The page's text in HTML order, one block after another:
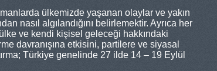
ülkemizde yaşanan olaylar ve yakın
nasıl algılandığını belirlemektir. Ayrıca her
ve kendi kişisel geleceği hakkındaki
davranışına etkisini, partilere ve siyasal
Türkiye genelinde 27 ilde 14 – 19 Eylül